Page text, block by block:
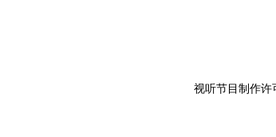
视听节目制作许